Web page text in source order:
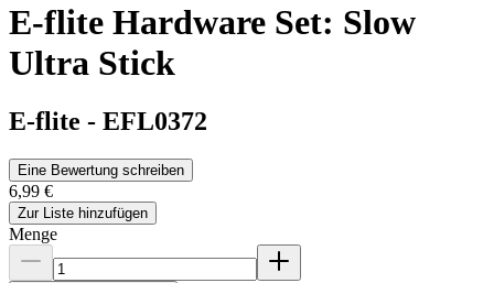
E-flite Hardware Set: Slow
Ultra Stick
E-flite - EFL0372
Eine Bewertung schreiben
6,99 €
Zur Liste hinzufügen
Menge